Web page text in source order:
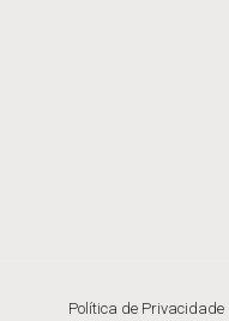
Política de Privacidade